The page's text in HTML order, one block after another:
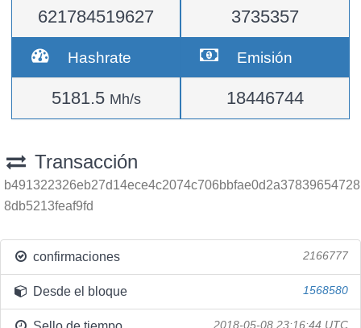
621784519627 3735357
Hashrate
5181.5 Mh/s
Emisión
18446744
Transacción
b491322326eb27d14ece4c2074c706bbfae0d2a37839654728
8db5213feaf9fd
confirmaciones 2166777
Desde el bloque 1568580
2018-05-08 23:16:44 UTC